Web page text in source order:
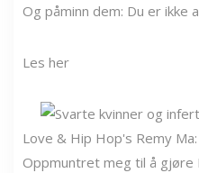
Og påminn dem: Du er ikke
Les her
Love & Hip Hop's Remy
Oppmuntret meg til å gjøre